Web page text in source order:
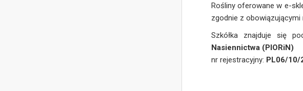
Rośliny oferowane w e-
zgodnie z
Szkółka znajduje się
Nasiennictwa (PIORiN)
nr rejestracyjny: PL06/10/